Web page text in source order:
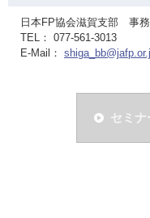
日本FP協会滋賀支部 事
TEL： 077-561-3013
E-Mail：
セミ